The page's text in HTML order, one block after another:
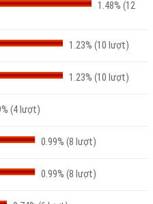
1.48% (12
1.23% (10 lượt)
1.23% (10 lượt)
(4 lượt)
0.99% (8 lượt)
0.99% (8 lượt)